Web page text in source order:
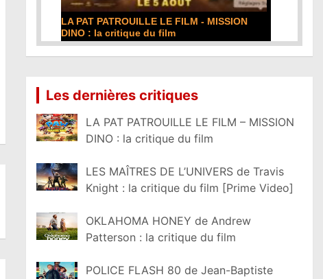
LA PAT PATROUILLE LE FILM - MISSION
DINO : la critique du film
DE LA
Les dernières critiques
LA PAT PATROUILLE LE FILM – MISSION
DINO : la critique du film
LES MAÎTRES DE L’UNIVERS de Travis
Knight : la critique du film [Prime Video]
OKLAHOMA HONEY de Andrew
Patterson : la critique du film
POLICE FLASH 80 de Jean-Baptiste